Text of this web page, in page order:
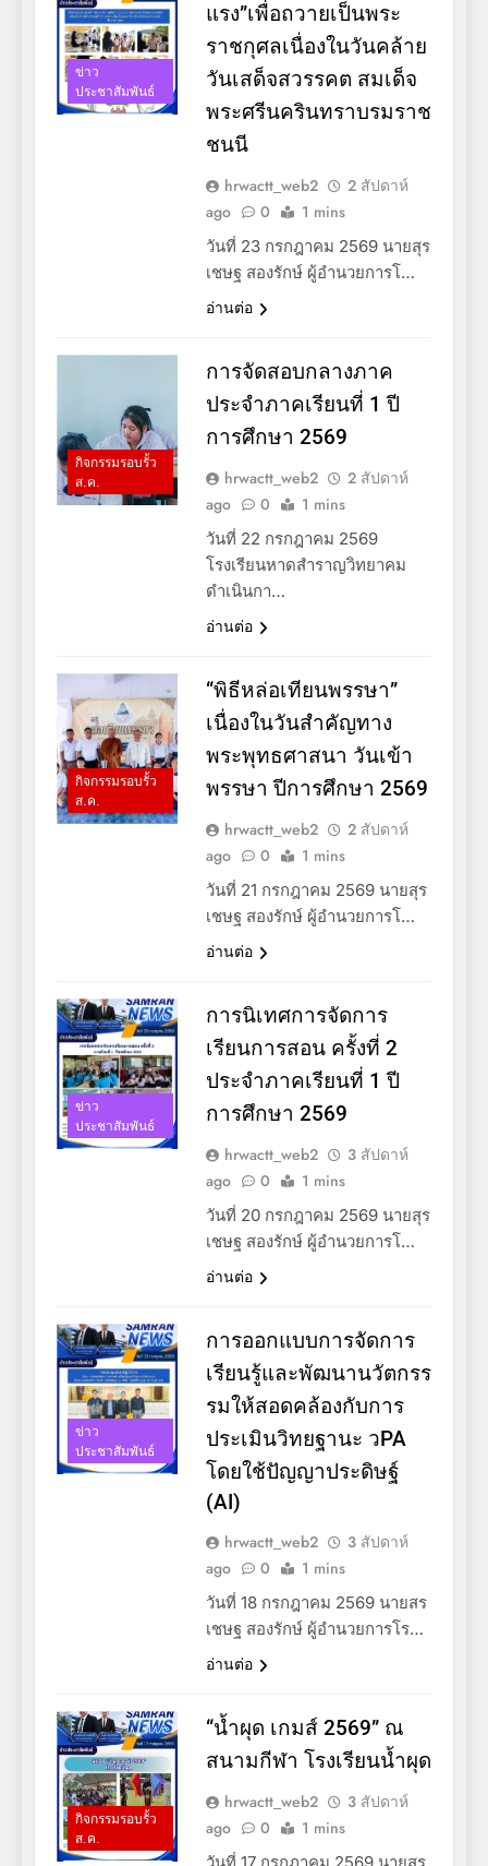
ข่าว
ประชาสัมพันธ์
แรง”เพื่อถวายเป็นพระ
ราชกุศลเนื่องในวันคล้าย
วันเสด็จสวรรคต สมเด็จ
พระศรีนครินทราบรมราช
ชนนี
hrwactt_web2
2 สัปดาห์
ago
0 1 mins
วันที่ 23 กรกฎาคม 2569 นายสุร
เชษฐ สองรักษ์ ผู้อำนวยการโ…
อ่านต่อ
กิจกรรมรอบรั้ว
ส.ค.
การจัดสอบกลางภาค
ประจำภาคเรียนที่ 1 ปี
การศึกษา 2569
hrwactt_web2
2 สัปดาห์
ago
0 1 mins
วันที่ 22 กรกฎาคม 2569
โรงเรียนหาดสำราญวิทยาคม
ดำเนินกา…
อ่านต่อ
กิจกรรมรอบรั้ว
ส.ค.
“พิธีหล่อเทียนพรรษา”
เนื่องในวันสำคัญทาง
พระพุทธศาสนา วันเข้า
พรรษา ปีการศึกษา 2569
hrwactt_web2
2 สัปดาห์
ago
0 1 mins
วันที่ 21 กรกฎาคม 2569 นายสุร
เชษฐ สองรักษ์ ผู้อำนวยการโ…
อ่านต่อ
ข่าว
ประชาสัมพันธ์
การนิเทศการจัดการ
เรียนการสอน ครั้งที่ 2
ประจำภาคเรียนที่ 1 ปี
การศึกษา 2569
hrwactt_web2
3 สัปดาห์
ago
0 1 mins
วันที่ 20 กรกฎาคม 2569 นายสุร
เชษฐ สองรักษ์ ผู้อำนวยการโ…
อ่านต่อ
ข่าว
ประชาสัมพันธ์
การออกแบบการจัดการ
เรียนรู้และพัฒนานวัตกรร
รมให้สอดคล้องกับการ
ประเมินวิทยฐานะ วPA
โดยใช้ปัญญาประดิษฐ์
(AI)
hrwactt_web2
3 สัปดาห์
ago
0 1 mins
วันที่ 18 กรกฎาคม 2569 นายสร
เชษฐ สองรักษ์ ผู้อำนวยการโร…
อ่านต่อ
กิจกรรมรอบรั้ว
ส.ค.
“น้ำผุด เกมส์ 2569” ณ
สนามกีฬา โรงเรียนน้ำผุด
hrwactt_web2
3 สัปดาห์
ago
0 1 mins